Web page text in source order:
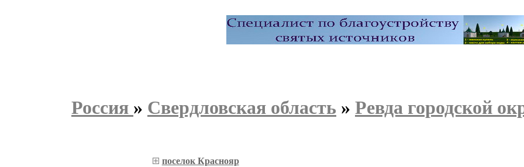
Россия » Свердловская область » Ревда городской
поселок Краснояр